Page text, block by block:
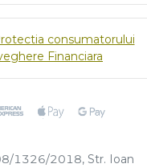
consumatorului
Financiara
1326/2018, Str. Ioan